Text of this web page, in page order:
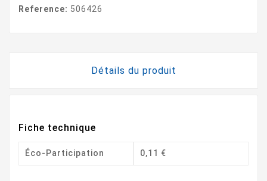
Reference: 506426
Détails du produit
Fiche technique
Éco-Participation 0,11 €